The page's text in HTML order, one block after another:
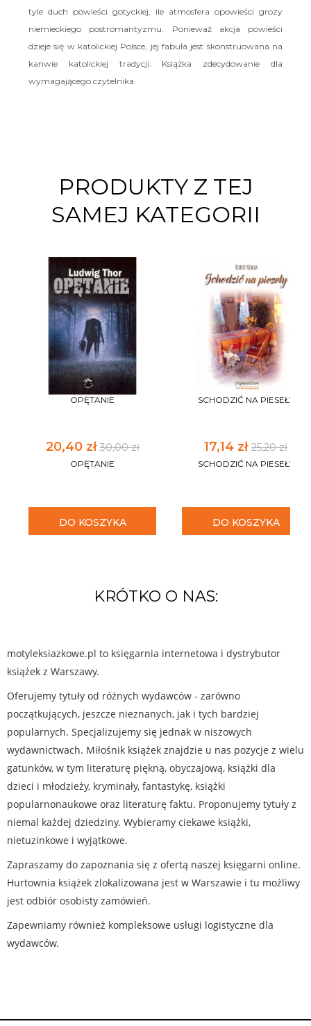
tyle duch powieści gotyckiej, ile atmosfera opowieści grozy
niemieckiego postromantyzmu. Ponieważ akcja powieści
dzieje się w katolickiej Polsce, jej fabuła jest skonstruowana na
kanwie katolickiej tradycji. Książka zdecydowanie dla
wymagającego czytelnika.
PRODUKTY Z TEJ
SAMEJ KATEGORII
OPĘTANIE
20,40 zł30,00 zł
OPĘTANIE
DO KOSZYKA
SCHODZIĆ NA PIESEŁY
17,14 zł 25,20 zł
SCHODZIĆ NA PIESEŁY
DO KOSZYKA
KRÓTKO O NAS:
motyleksiazkowe.pl to księgarnia internetowa i dystrybutor
książek z Warszawy.
Oferujemy tytuły od różnych wydawców - zarówno
początkujących, jeszcze nieznanych, jak i tych bardziej
popularnych. Specjalizujemy się jednak w niszowych
wydawnictwach. Miłośnik książek znajdzie u nas pozycje z wielu
gatunków, w tym literaturę piękną, obyczajową, książki dla
dzieci i młodzieży, kryminały, fantastykę, książki
popularnonaukowe oraz literaturę faktu. Proponujemy tytuły z
niemal każdej dziedziny. Wybieramy ciekawe książki,
nietuzinkowe i wyjątkowe.
Zapraszamy do zapoznania się z ofertą naszej księgarni online.
Hurtownia książek zlokalizowana jest w Warszawie i tu możliwy
jest odbiór osobisty zamówień.
Zapewniamy również kompleksowe usługi logistyczne dla
wydawców.